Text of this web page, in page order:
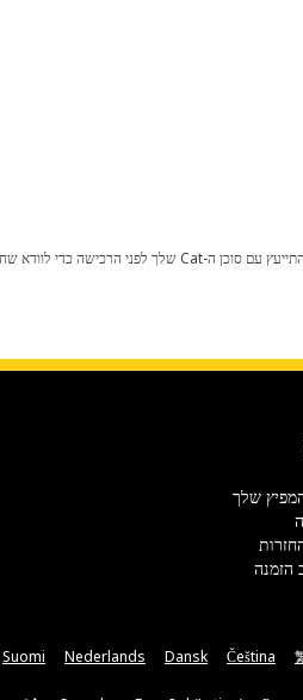
שלך
הזמנה
Čeština
Dansk
Nederlands
Suomi